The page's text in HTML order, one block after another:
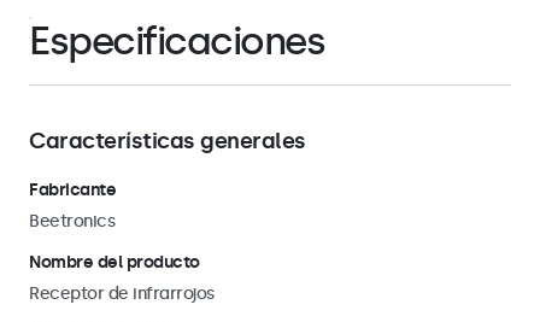
Especificaciones
Características generales
Fabricante
Beetronics
Nombre del producto
Receptor de infrarrojos